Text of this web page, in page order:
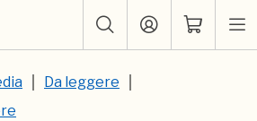
Da leggere